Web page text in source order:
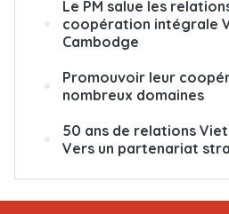
Le PM salue les
coopération intégrale
Cambodge
Promouvoir leur
nombreux domaines
50 ans de relations
Vers un partenariat